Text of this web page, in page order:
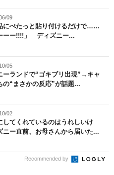
09
にぺたっと貼り付けるだけで……
ーー!!!!」 ディズニー...
05
ーランドで“ゴキブリ出現”→キャ
の“まさかの反応”が話題...
02
してくれているのはうれしいけ
ー直前、お母さんから届いた...
Recommended by